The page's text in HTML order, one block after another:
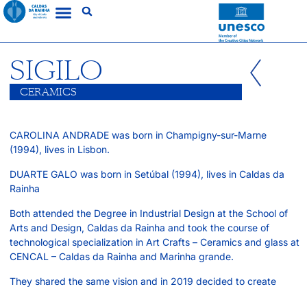
SIGILO
CERAMICS
CAROLINA ANDRADE was born in Champigny-sur-Marne
(1994), lives in Lisbon.
DUARTE GALO was born in Setúbal (1994), lives in Caldas da
Rainha
Both attended the Degree in Industrial Design at the School of
Arts and Design, Caldas da Rainha and took the course of
technological specialization in Art Crafts – Ceramics and glass at
CENCAL – Caldas da Rainha and Marinha grande.
They shared the same vision and in 2019 decided to create